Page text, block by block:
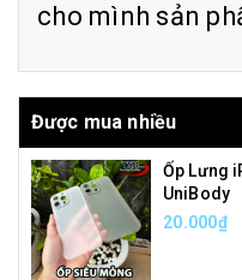
cho mình sản
Được mua nhiều
Ốp Lưng
UniBody
20.000₫